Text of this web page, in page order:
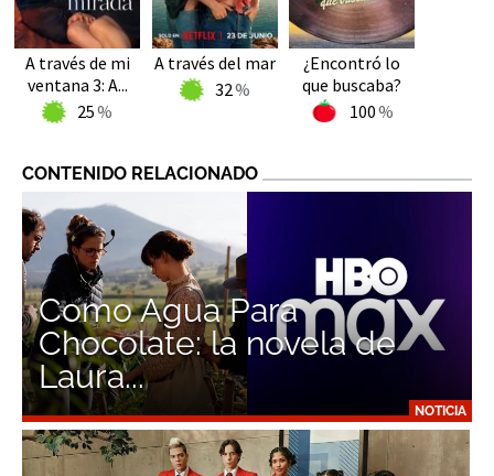
A través de mi
ventana 3: A...
25
A través del mar
32
¿Encontró lo
que buscaba?
100
CONTENIDO RELACIONADO
NOTICIA
Como Agua Para
Chocolate: la novela de
Laura...